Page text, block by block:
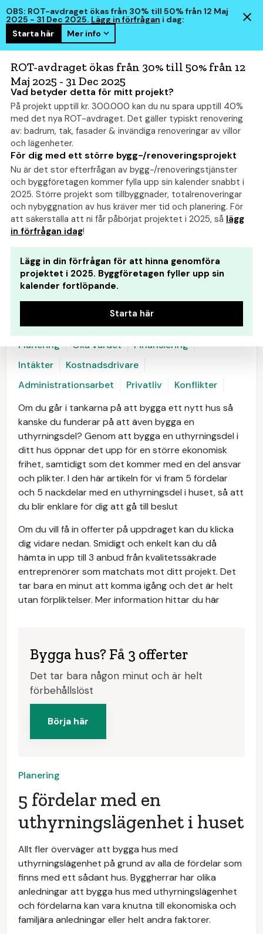
OBS: ROT-avdraget ökas från 30% till 50% från 12 Maj
2025 - 31 Dec 2025. Lägg in förfrågan i dag:
Starta här
Mer info
ROT-avdraget ökas från 30% till 50% från 12
Maj 2025 - 31 Dec 2025
Vad betyder detta för mitt projekt?
På projekt upptill kr. 300.000 kan du nu spara upptill 40%
med det nya ROT-avdraget. Det gäller typiskt renovering
av: badrum, tak, fasader & invändiga renoveringar av villor
och lägenheter.
För dig med ett större bygg-/renoveringsprojekt
Nu är det stor efterfrågan av bygg-/renoveringstjänster
och byggföretagen kommer fylla upp sin kalender snabbt i
2025. Större projekt som tillbyggnader, totalrenoveringar
och nybyggnation av hus kräver mer tid och planering. För
att säkerställa att ni får påbörjat projektet i 2025, så lägg
in förfrågan idag!
Lägg in din förfrågan för att hinna genomföra
projektet i 2025. Byggföretagen fyller upp sin
kalender fortlöpande.
Starta här
hussmart
Vill du bygga hus med
uthyrningsdel? Här är 5
fördelar och 5 nackdelar
Planering Öka värdet
Finansiering
Intäkter
Kostnadsdrivare
Administrationsarbet
Privatliv
Konflikter
Om du går i tankarna på att bygga ett nytt hus så
kanske du funderar på att även bygga en
uthyrningsdel? Genom att bygga en uthyrningsdel i
ditt hus öppnar det upp för en större ekonomisk
frihet, samtidigt som det kommer med en del ansvar
och plikter. I den här artikeln för vi fram 5 fördelar
och 5 nackdelar med en uthyrningsdel i huset, så att
du blir enklare för dig att gå till beslut
Om du vill få in offerter på uppdraget kan du klicka
dig vidare nedan. Smidigt och enkelt kan du då
hämta in upp till 3 anbud från kvalitetssäkrade
entreprenörer som matchats mot ditt projekt. Det
tar bara en minut att komma igång och det är helt
utan förpliktelser. Mer information hittar du här
Bygga hus? Få 3 offerter
Det tar bara någon minut och är helt
förbehållslöst
Börja här
Planering
5 fördelar med en
uthyrningslägenhet i huset
Allt fler överväger att bygga hus med
uthyrningslägenhet på grund av alla de fördelar som
finns med ett sådant hus. Byggherrar har olika
anledningar att bygga hus med uthyrningslägenhet
och fördelarna kan vara knutna till ekonomiska och
familjära anledningar eller helt andra faktorer.